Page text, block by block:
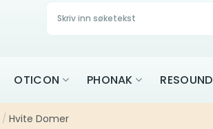
Søk
etter:
OTICON PHONAK RESOUND
/ Hvite Domer